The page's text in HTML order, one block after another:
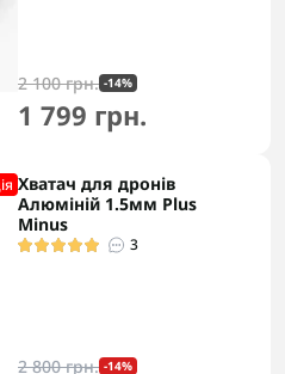
2 100 грн. -14%
1 799 грн.
Хватач для дронів
Алюміній 1.5мм Plus
Minus
3
2 800 грн. -14%